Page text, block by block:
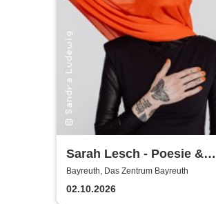
Sarah Lesch - Poesie &
Widerstand Tour
Bayreuth, Das Zentrum Bayreuth
02.10.2026